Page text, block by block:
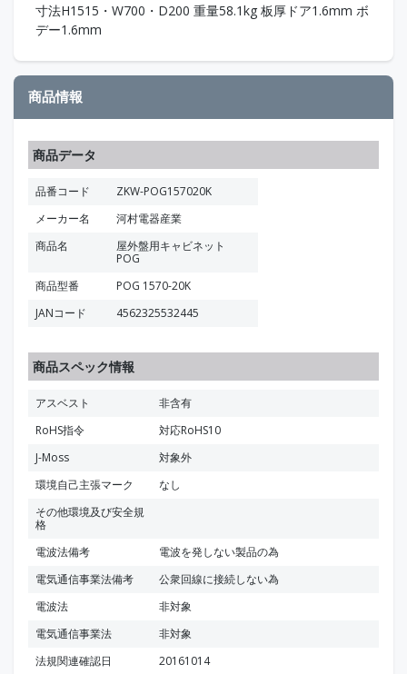
寸法H1515・W700・D200 重量58.1kg 板厚ドア1.6mm ボ
デー1.6mm
商品情報
商品データ
品番コード
ZKW-POG157020K
メーカー名
河村電器産業
商品名
屋外盤用キャビネット
POG
商品型番
POG 1570-20K
JANコード
4562325532445
商品スペック情報
アスベスト
非含有
RoHS指令
対応RoHS10
J-Moss
対象外
環境自己主張マーク
なし
その他環境及び安全規
格
電波法備考
電波を発しない製品の為
電気通信事業法備考
公衆回線に接続しない為
電波法
非対象
電気通信事業法
非対象
法規関連確認日
20161014